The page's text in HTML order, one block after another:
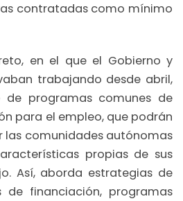
contratadas como mínimo
en el que el Gobierno y
trabajando desde abril,
de programas comunes de
para el empleo, que podrán
las comunidades autónomas
propias de sus
Así, aborda estrategias de
de financiación, programas